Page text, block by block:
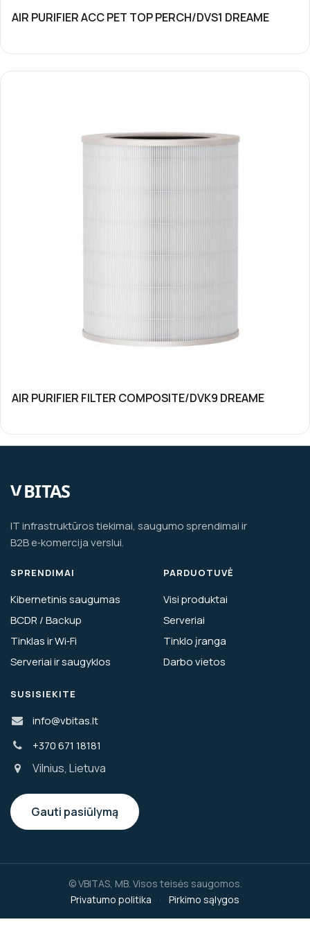
AIR PURIFIER ACC PET TOP PERCH/DVS1 DREAME
AIR PURIFIER FILTER COMPOSITE/DVK9 DREAME
IT infrastruktūros tiekimai, saugumo sprendimai ir
B2B e‑komercija verslui.
SPRENDIMAI
Kibernetinis saugumas
BCDR / Backup
Tinklas ir Wi‑Fi
Serveriai ir saugyklos
PARDUOTUVĖ
Visi produktai
Serveriai
Tinklo įranga
Darbo vietos
SUSISIEKITE
info@vbitas.lt
+370 671 18181
Vilnius, Lietuva
Gauti pasiūlymą
© VBITAS, MB. Visos teisės saugomos.
Privatumo politika
· Pirkimo sąlygos